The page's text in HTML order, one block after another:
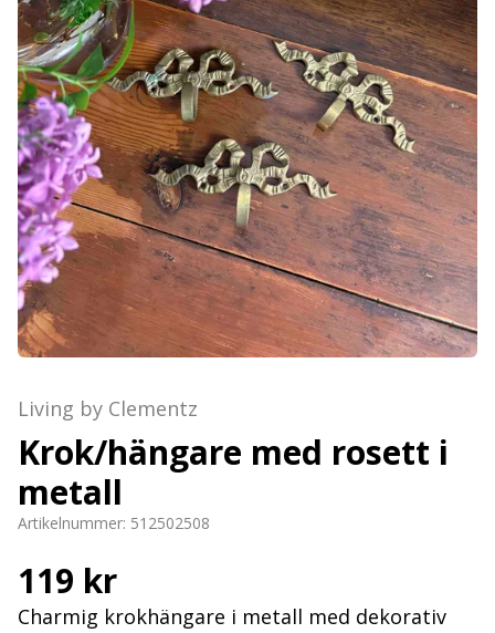
Living by Clementz
Krok/hängare med rosett i
metall
Artikelnummer: 512502508
119 kr
Charmig krokhängare i metall med dekorativ